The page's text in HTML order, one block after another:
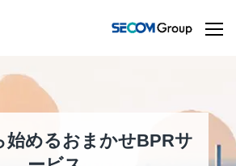
始めるおまかせBPRサ